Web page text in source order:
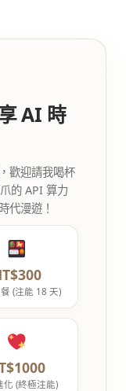
AI 時
歡迎請我喝杯
的 API 算力
代漫遊！
(注能 18 天)
化 (終極注能)